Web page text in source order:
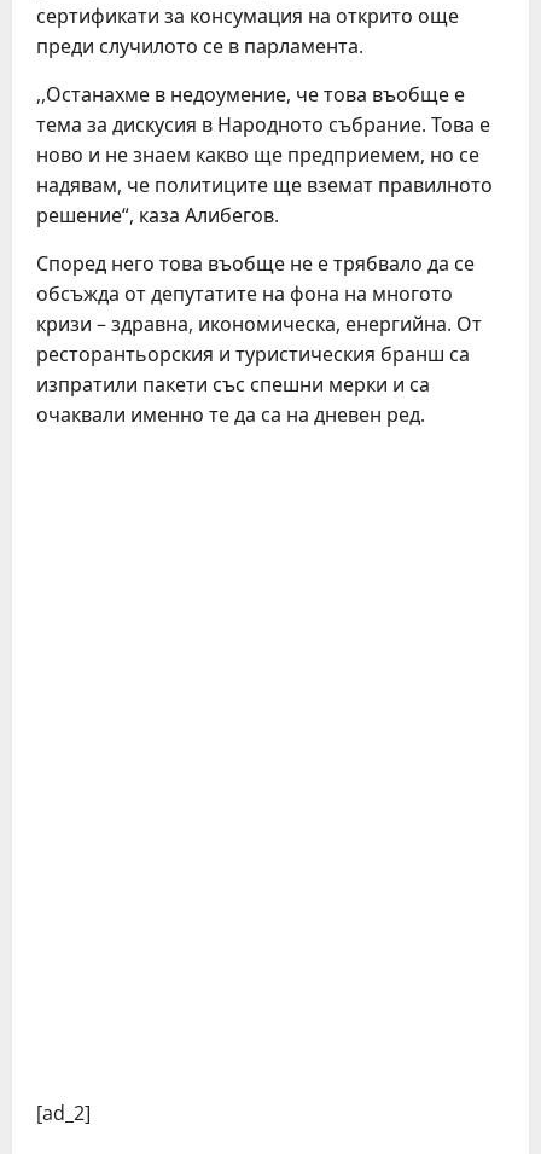
сертификати за консумация на открито още
преди случилото се в парламента.
,,Останахме в недоумение, че това въобще е
тема за дискусия в Народното събрание. Това е
ново и не знаем какво ще предприемем, но се
надявам, че политиците ще вземат правилното
решение“, каза Алибегов.
Според него това въобще не е трябвало да се
обсъжда от депутатите на фона на многото
кризи – здравна, икономическа, енергийна. От
ресторантьорския и туристическия бранш са
изпратили пакети със спешни мерки и са
очаквали именно те да са на дневен ред.
o
[ad_2]